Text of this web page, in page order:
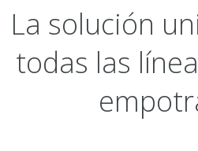
La solución
todas las